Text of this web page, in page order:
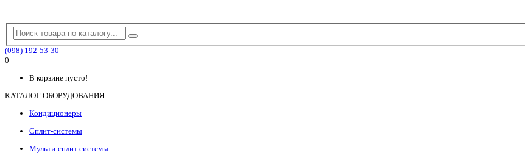
(098) 192-53-30
0
В корзине пусто!
КАТАЛОГ ОБОРУДОВАНИЯ
Кондиционеры
Сплит-системы
Мульти-сплит системы